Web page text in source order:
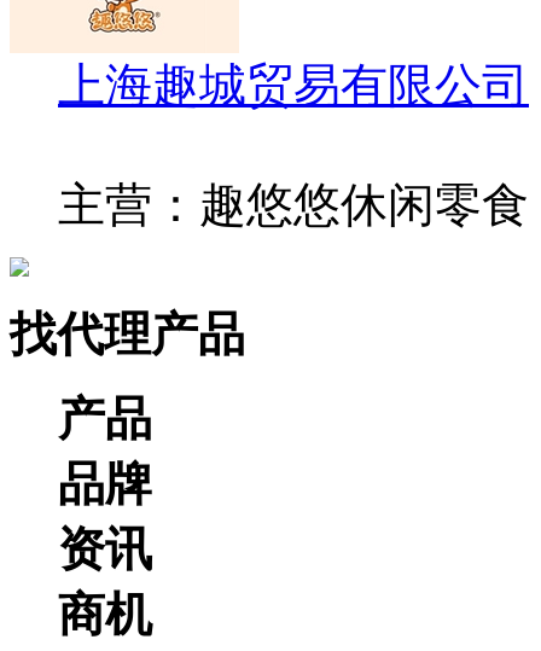
上海趣城贸易有限公司
主营：趣悠悠休闲零食
找代理产品
产品
品牌
资讯
商机